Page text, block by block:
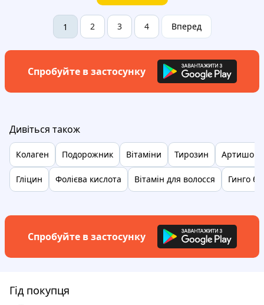
1 2 3 4 Вперед
Спробуйте в застосунку
Дивіться також
Колаген Подорожник Вітаміни Тирозин Артишоки
Гліцин Фолієва кислота Вітамін для волосся Гинго
Спробуйте в застосунку
Гід покупця